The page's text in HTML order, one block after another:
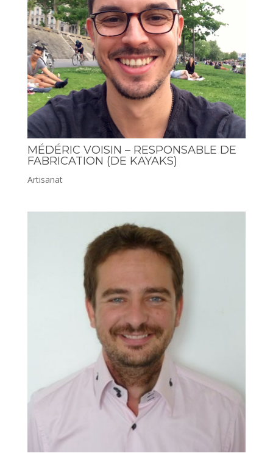
MÉDÉRIC VOISIN – RESPONSABLE DE
FABRICATION (DE KAYAKS)
Artisanat